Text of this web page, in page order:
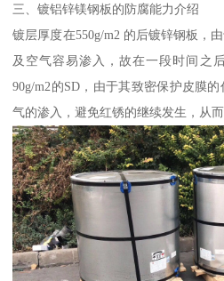
三、镀铝锌镁钢板的防腐能力介绍
镀层厚度在550g/m2 的后镀锌钢板，
及空气容易渗入，故在一段时间之
90g/m2的SD，由于其致密保护皮膜
气的渗入，避免红锈的继续发生，从